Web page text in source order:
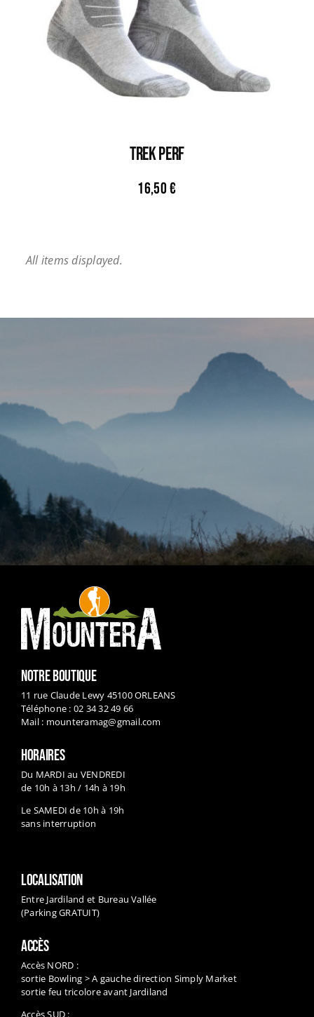
TREK PERF
16,50€
NOTRE BOUTIQUE
Téléphone : 02 34 32 49 66
Mail :mounteramag@gmail.com
HORAIRES
de 10h à 13h / 14h à 19h
Le SAMEDI de 10h à 19h
sans interruption
(Parking GRATUIT)
ACCÈS
Accès NORD :
sortie Bowling > A gauche direction Simply Market
sortie feu tricolore avant Jardiland
Accès SUD :
sortie droite au feu – ZAC de la cigogne